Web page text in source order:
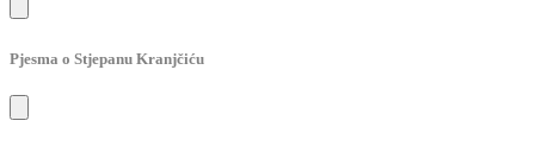
Pjesma o Stjepanu Kranjčiću